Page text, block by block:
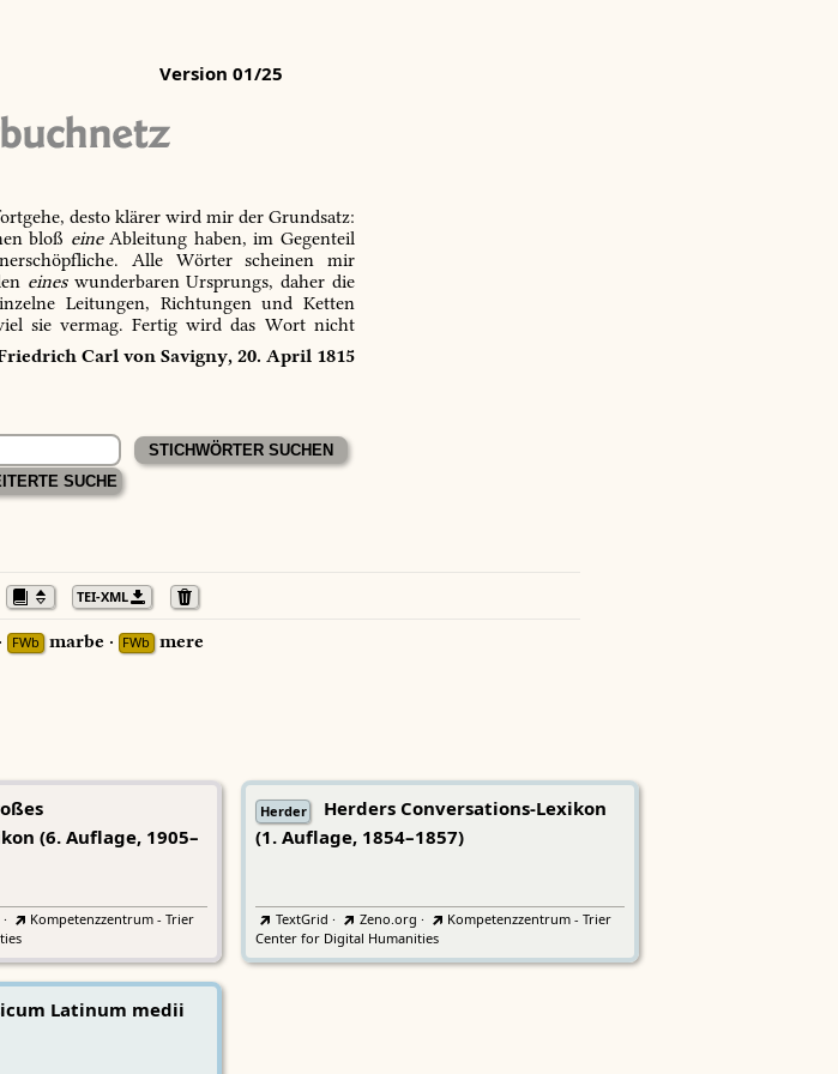
Version 01/25
desto klärer wird mir der Grundsatz:
bloß eineAbleitung haben, im Gegenteil
Alle Wörter scheinen mir
eineswunderbaren Ursprungs, daher die
Leitungen, Richtungen und Ketten
sie vermag. Fertig wird das Wort nicht
Carl von Savigny, 20. April 1815
SUCHE
TEI-XML
FWb marbe · FWb mere
(6. Auflage, 1905–
·
Kompetenzzentrum - Trier
Herder
Herders Conversations-Lexikon
(1. Auflage, 1854–1857)
TextGrid · Zeno.org ·
Kompetenzzentrum - Trier
Center for Digital Humanities
Latinum medii